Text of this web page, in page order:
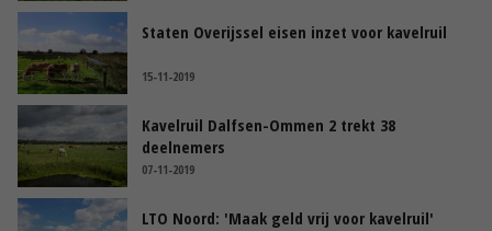
Staten Overijssel eisen inzet voor kavelruil
15-11-2019
Kavelruil Dalfsen-Ommen 2 trekt 38
deelnemers
07-11-2019
LTO Noord: 'Maak geld vrij voor kavelruil'